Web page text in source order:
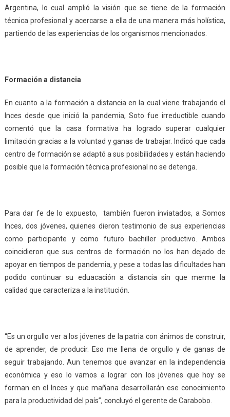
Argentina, lo cual amplió la visión que se tiene de la formación
técnica profesional y acercarse a ella de una manera más holística,
partiendo de las experiencias de los organismos mencionados.
Formación a distancia
En cuanto a la formación a distancia en la cual viene trabajando el
Inces desde que inició la pandemia, Soto fue irreductible cuando
comentó que la casa formativa ha logrado superar cualquier
limitación gracias a la voluntad y ganas de trabajar. Indicó que cada
centro de formación se adaptó a sus posibilidades y están haciendo
posible que la formación técnica profesional no se detenga.
Para dar fe de lo expuesto, también fueron inviatados, a Somos
Inces, dos jóvenes, quienes dieron testimonio de sus experiencias
como participante y como futuro bachiller productivo. Ambos
coincidieron que sus centros de formación no los han dejado de
apoyar en tiempos de pandemia, y pese a todas las dificultades han
podido continuar su eduacación a distancia sin que merme la
calidad que caracteriza a la institución.
“Es un orgullo ver a los jóvenes de la patria con ánimos de construir,
de aprender, de producir. Eso me llena de orgullo y de ganas de
seguir trabajando. Aun tenemos que avanzar en la independencia
económica y eso lo vamos a lograr con los jóvenes que hoy se
forman en el Inces y que mañana desarrollarán ese conocimiento
para la productividad del país”, concluyó el gerente de Carabobo.